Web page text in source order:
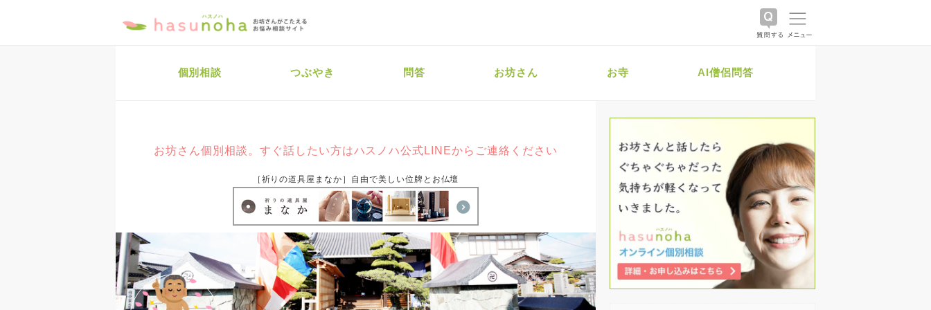
個別相談 つぶやき 問答 お坊さん お寺 AI僧侶問答
お坊さん個別相談。すぐ話したい方はハスノハ公式LINEからご連絡ください
［祈りの道具屋まなか］自由で美しい位牌とお仏壇